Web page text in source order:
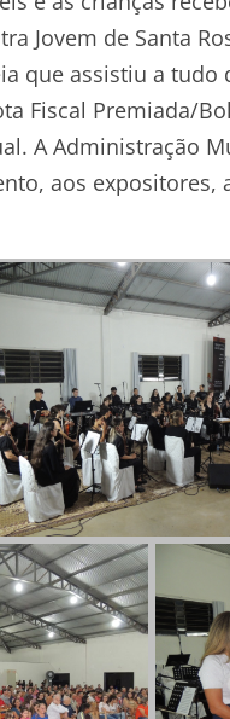
Jovem de Santa
que assistiu a
Fiscal Premiada/
A Administração
aos